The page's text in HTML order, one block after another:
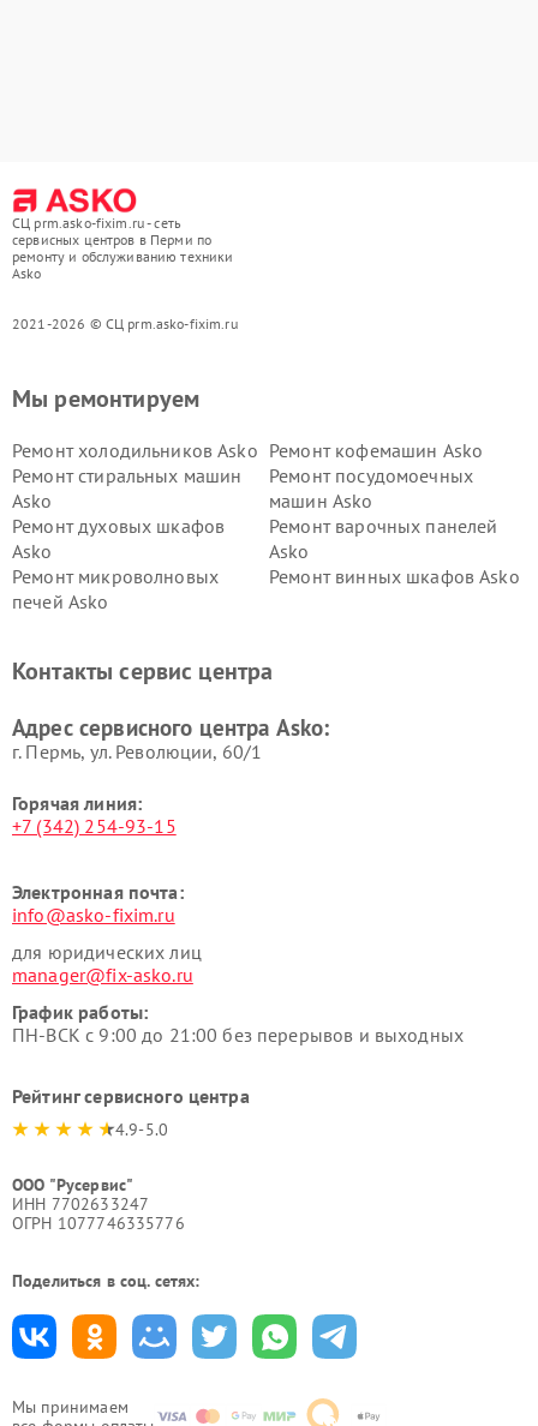
СЦ prm.asko-fixim.ru - сеть
сервисных центров в Перми по
ремонту и обслуживанию техники
Asko
2021-2026 © СЦ prm.asko-fixim.ru
Мы принимаем
Мы ремонтируем
Ремонт холодильников Asko Ремонт кофемашин Asko
Ремонт стиральных машин
Asko
Ремонт посудомоечных
машин Asko
Ремонт духовых шкафов
Asko
Ремонт варочных панелей
Asko
Ремонт микроволновых
печей Asko
Ремонт винных шкафов Asko
Ремонт подогревателей
Ремонт промышленных
Asko
Контакты сервис центра
Адрес сервисного центра Asko:
г. Пермь, ул. ​Революции, 60/1
Горячая линия:
+7 (342) 254-93-15
Электронная почта:
info@asko-fixim.ru
для юридических лиц
manager@fix-asko.ru
График работы:
ПН-ВСК с 9:00 до 21:00 без перерывов и выходных
Рейтинг сервисного центра
4.9-5.0
ООО "Русервис"
ИНН 7702633247
ОГРН 1077746335776
Поделиться в соц. сетях: